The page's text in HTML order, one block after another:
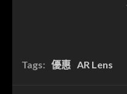
Tags: 優惠 AR Lens